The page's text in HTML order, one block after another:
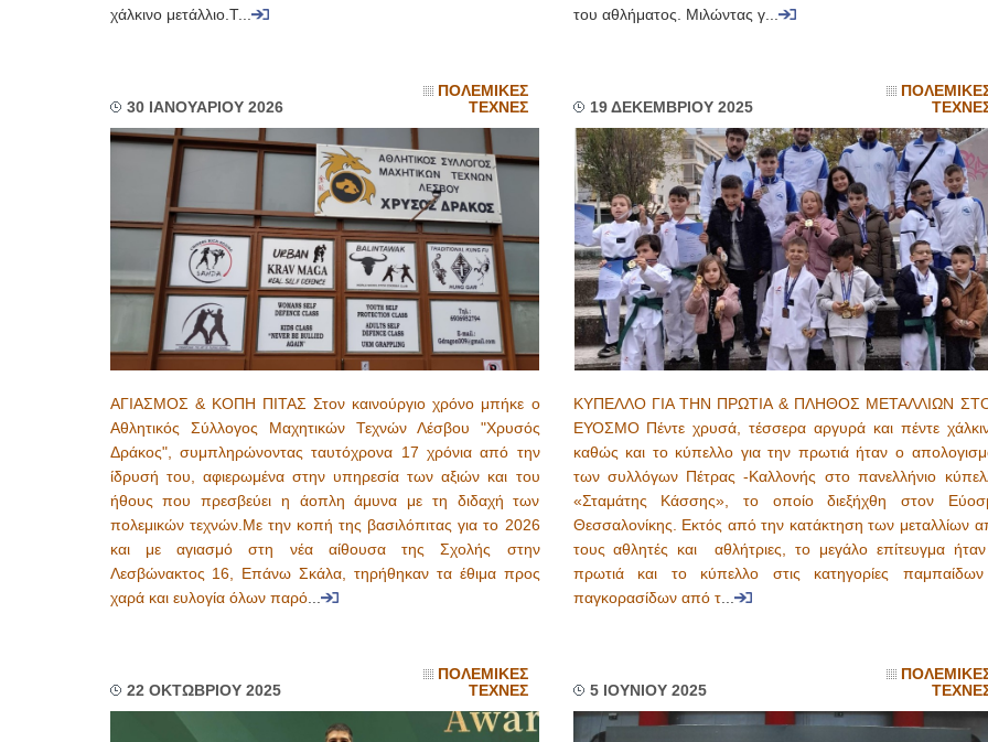
χάλκινο μετάλλιο.Τ...
του αθλήματος. Μιλώντας γ...
30 ΙΑΝΟΥΑΡΙΟΥ 2026
ΠΟΛΕΜΙΚΕΣ
ΤΕΧΝΕΣ
ΑΓΙΑΣΜΟΣ & ΚΟΠΗ ΠΙΤΑΣ Στον καινούργιο χρόνο μπήκε ο
Αθλητικός Σύλλογος Μαχητικών Τεχνών Λέσβου "Χρυσός
Δράκος", συμπληρώνοντας ταυτόχρονα 17 χρόνια από την
ίδρυσή του, αφιερωμένα στην υπηρεσία των αξιών και του
ήθους που πρεσβεύει η άοπλη άμυνα με τη διδαχή των
πολεμικών τεχνών.Με την κοπή της βασιλόπιτας για το 2026
και με αγιασμό στη νέα αίθουσα της Σχολής στην
Λεσβώνακτος 16, Επάνω Σκάλα, τηρήθηκαν τα έθιμα προς
χαρά και ευλογία όλων παρό...
19 ΔΕΚΕΜΒΡΙΟΥ 2025
ΚΥΠΕΛΛΟ ΓΙΑ ΤΗΝ ΠΡΩΤΙΑ & ΠΛΗΘΟΣ ΜΕΤΑΛΛΙΩΝ
ΕΥΟΣΜΟ Πέντε χρυσά, τέσσερα αργυρά και πέντε
καθώς και το κύπελλο για την πρωτιά ήταν ο
των συλλόγων Πέτρας -Καλλονής στο πανελλήνιο
«Σταμάτης Κάσσης», το οποίο διεξήχθη στον
Θεσσαλονίκης. Εκτός από την κατάκτηση των μεταλλίων
τους αθλητές και αθλήτριες, το μεγάλο επίτευγμα
πρωτιά και το κύπελλο στις κατηγορίες
παγκορασίδων από τ...
22 ΟΚΤΩΒΡΙΟΥ 2025
ΠΟΛΕΜΙΚΕΣ
ΤΕΧΝΕΣ
5 ΙΟΥΝΙΟΥ 2025